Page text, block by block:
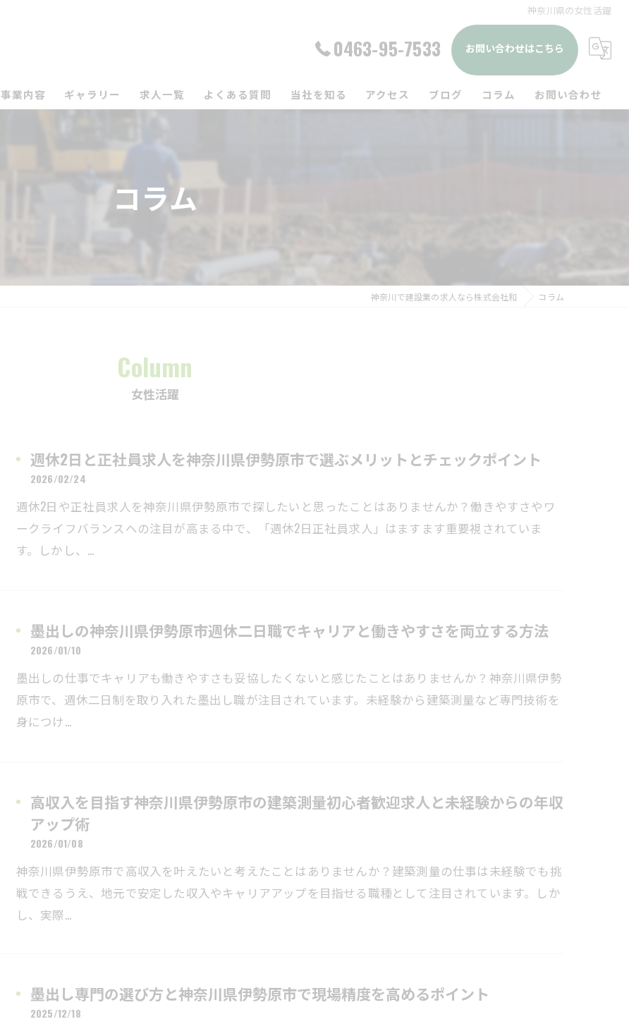
神奈川県の女性活躍
0463-95-7533 お問い合わせはこちら
事業内容 ギャラリー 求人一覧 よくある質問 当社を知る アクセス ブログ コラム お問い合わせ
コラム
神奈川で建設業の求人なら株式会社和 コラム
Column
女性活躍
週休2日と正社員求人を神奈川県伊勢原市で選ぶメリットとチェックポイント
2026/02/24
週休2日や正社員求人を神奈川県伊勢原市で探したいと思ったことはありませんか？働きやすさやワ
ークライフバランスへの注目が高まる中で、「週休2日正社員求人」はますます重要視されていま
す。しかし、…
墨出しの神奈川県伊勢原市週休二日職でキャリアと働きやすさを両立する方法
2026/01/10
墨出しの仕事でキャリアも働きやすさも妥協したくないと感じたことはありませんか？神奈川県伊勢
原市で、週休二日制を取り入れた墨出し職が注目されています。未経験から建築測量など専門技術を
身につけ…
高収入を目指す神奈川県伊勢原市の建築測量初心者歓迎求人と未経験からの年収
アップ術
2026/01/08
神奈川県伊勢原市で高収入を叶えたいと考えたことはありませんか？建築測量の仕事は未経験でも挑
戦できるうえ、地元で安定した収入やキャリアアップを目指せる職種として注目されています。しか
し、実際…
墨出し専門の選び方と神奈川県伊勢原市で現場精度を高めるポイント
2025/12/18